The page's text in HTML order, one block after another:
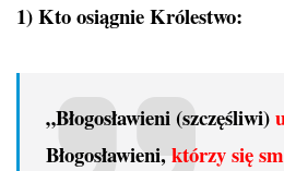
1) Kto osiągnie Królestwo:
„Błogosławieni (szczęśliwi)
Błogosławieni,którzy się